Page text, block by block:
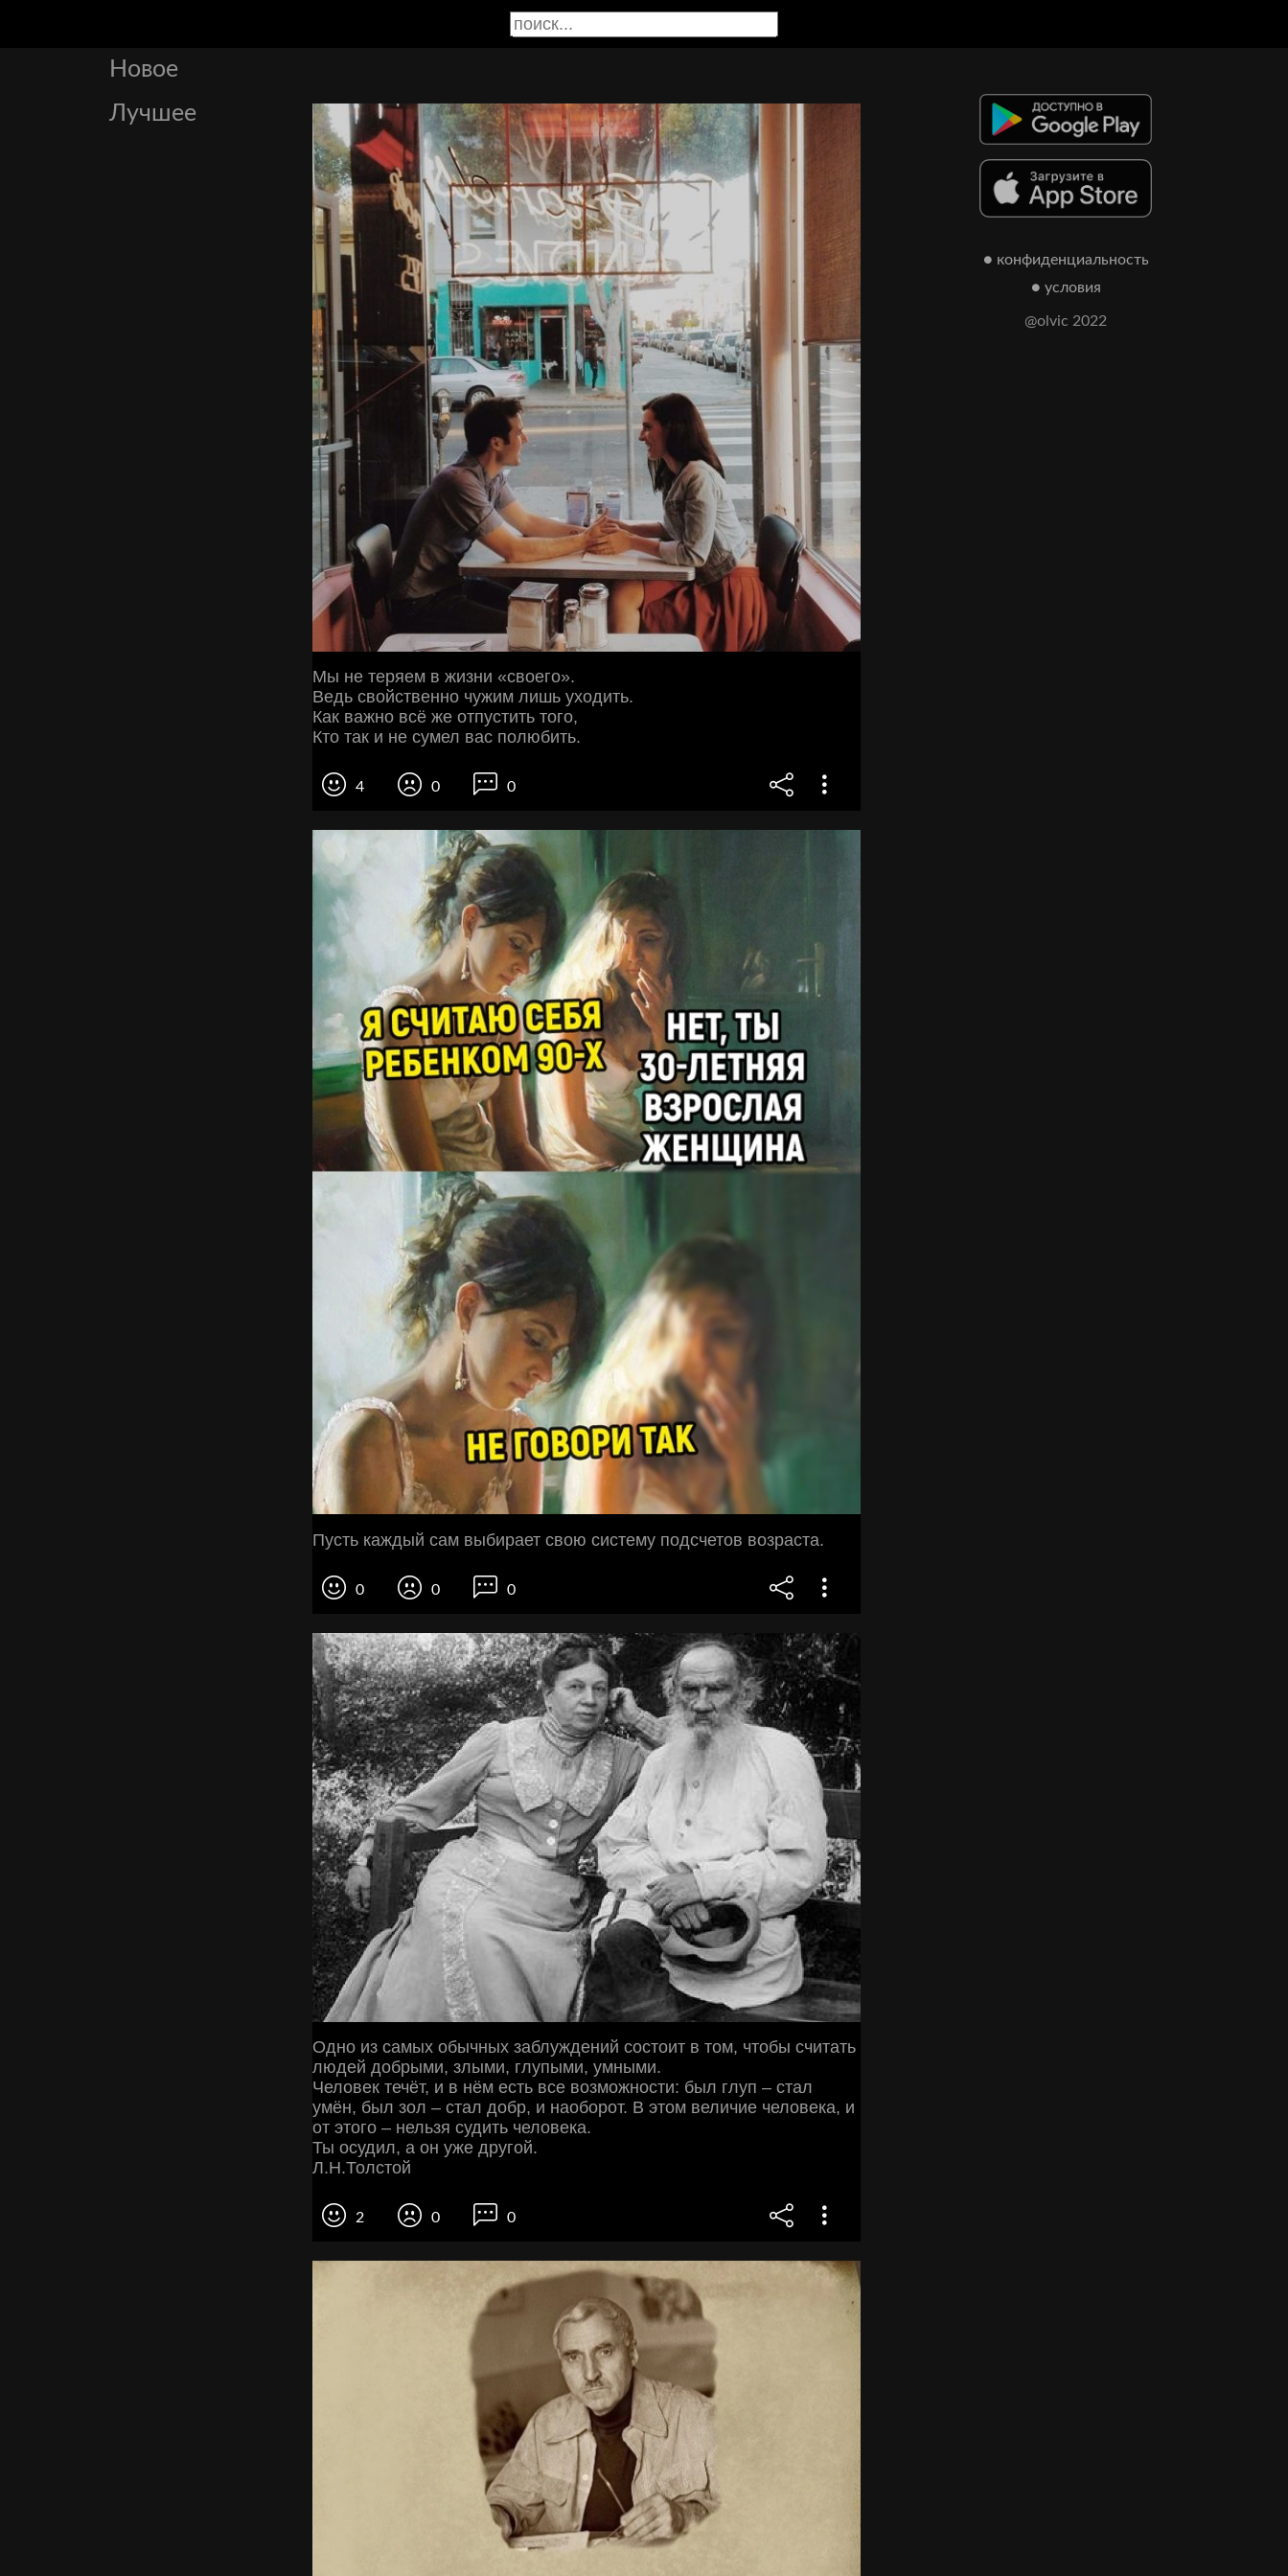
Новое
Лучшее
Мы не теряем в жизни «своего».
Ведь свойственно чужим лишь уходить.
Как важно всё же отпустить того,
Кто так и не сумел вас полюбить.
4 0 0
Пусть каждый сам выбирает свою систему подсчетов возраста.
0 0 0
Одно из самых обычных заблуждений состоит в том, чтобы считать
людей добрыми, злыми, глупыми, умными.
Человек течёт, и в нём есть все возможности: был глуп – стал
умён, был зол – стал добр, и наоборот. В этом величие человека, и
от этого – нельзя судить человека.
Ты осудил, а он уже другой.
Л.Н.Толстой
2 0 0
● конфиденциальность
● условия
@olvic 2022